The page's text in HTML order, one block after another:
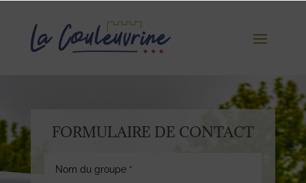
FORMULAIRE DE CONTACT